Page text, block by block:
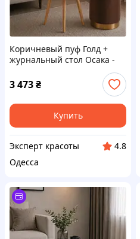
Коричневый пуф Голд +
журнальный стол Осака -
мебели для дома и офиса
3 473₴
Купить
Эксперт красоты
4.8
Одесса